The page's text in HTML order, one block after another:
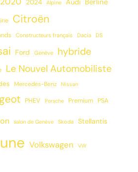
2024 Alpine Audi Berline
Citroën
Constructeurs français Dacia DS
Ford Genève hybride
Le Nouvel Automobiliste
Mercedes-Benz Nissan
PHEV Porsche Premium PSA
salon de Genève Skoda Stellantis
une Volkswagen VW